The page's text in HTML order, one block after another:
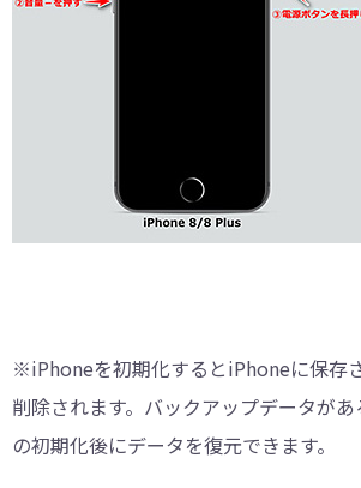
※iPhoneを初期化するとiPhoneに保存
削除されます。バックアップデータが
の初期化後にデータを復元できます。